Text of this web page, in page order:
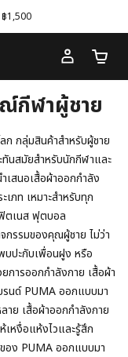
฿1,500
จำนว
ณ์กีฬาผู้ชาย
ก กลุ่มสินค้าสำหรับผู้ชาย
นสมัยสำหรับนักกีฬาและ
เสนอเสื้อผ้าออกกำลัง
ภท เหมาะสำหรับทุก
ฟิตเนส ฟุตบอล
กรรมของคุณผู้ชาย ไม่ว่า
บปะกับเพื่อนฝูง หรือ
การออกกำลังกาย เสื้อผ้า
รนด์ PUMA ออกแบบมา
าย เสื้อผ้าออกกำลังกาย
เหงื่อแห้งไวและรู้สึก
อง PUMA ออกแบบมา